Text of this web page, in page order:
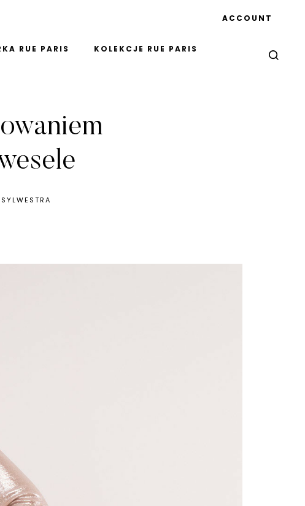
RUE PARIS KOLEKCJE RUE PARIS
ACCOUNT